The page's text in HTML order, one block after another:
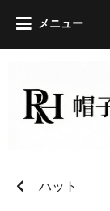
メニュー
ハット